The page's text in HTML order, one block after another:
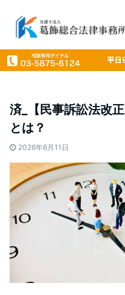
済_【民事訴訟法改
とは？
2026年6月11日